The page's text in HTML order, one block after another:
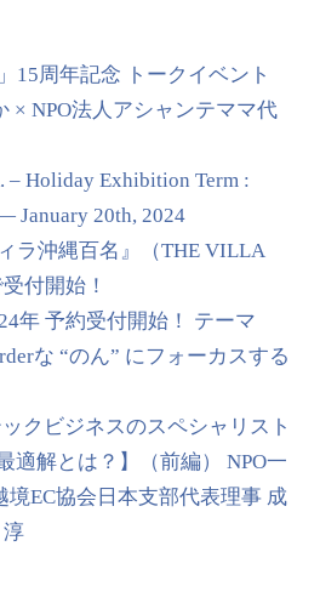
15周年記念 トークイベント
× NPO法人アシャンテママ代
– Holiday Exhibition Term :
January 20th, 2024
ラ沖縄百名』（THE VILLA
受付開始！
年 予約受付開始！ テーマ
な “のん” にフォーカスする
クビジネスのスペシャリスト
適解とは？】（前編） NPO一
EC協会日本支部代表理事 成
淳